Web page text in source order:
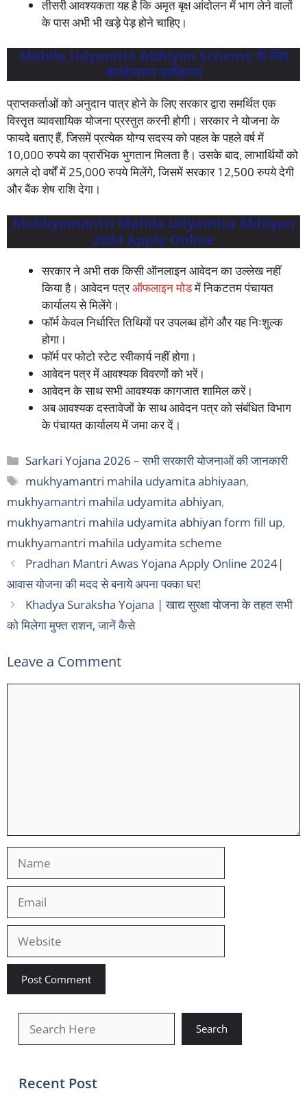
तीसरी आवश्यकता यह है कि अमृत बृक्ष आंदोलन में भाग लेने वालों
के पास अभी भी खड़े पेड़ होने चाहिए।
Mahila Udyamita Abhiyan Scheme के लिए
कार्यान्वयन प्रक्रिया
प्राप्तकर्ताओं को अनुदान पात्र होने के लिए सरकार द्वारा समर्थित एक
विस्तृत व्यावसायिक योजना प्रस्तुत करनी होगी। सरकार ने योजना के
फायदे बताए हैं, जिसमें प्रत्येक योग्य सदस्य को पहल के पहले वर्ष में
10,000 रुपये का प्रारंभिक भुगतान मिलता है। उसके बाद, लाभार्थियों को
अगले दो वर्षों में 25,000 रुपये मिलेंगे, जिसमें सरकार 12,500 रुपये देगी
और बैंक शेष राशि देगा।
Mukhyamantri Mahila Udyamita Abhiyan
2024 Apply Online
सरकार ने अभी तक किसी ऑनलाइन आवेदन का उल्लेख नहीं
किया है। आवेदन पत्रऑफलाइन मोडमें निकटतम पंचायत
कार्यालय से मिलेंगे।
फॉर्म केवल निर्धारित तिथियों पर उपलब्ध होंगे और यह निःशुल्क
होगा।
फॉर्म पर फोटो स्टेट स्वीकार्य नहीं होगा।
आवेदन पत्र में आवश्यक विवरणों को भरें।
आवेदन के साथ सभी आवश्यक कागजात शामिल करें।
अब आवश्यक दस्तावेजों के साथ आवेदन पत्र को संबंधित विभाग
के पंचायत कार्यालय में जमा कर दें।
Categories
Sarkari Yojana 2026 – सभी सरकारी योजनाओं की जानकारी
Tags
mukhyamantri mahila udyamita abhiyaan,
mukhyamantri mahila udyamita abhiyan,
mukhyamantri mahila udyamita abhiyan form fill up,
mukhyamantri mahila udyamita scheme
Pradhan Mantri Awas Yojana Apply Online 2024|
आवास योजना की मदद से बनाये अपना पक्का घर!
Khadya Suraksha Yojana | खाद्य सुरक्षा योजना के तहत सभी
को मिलेगा मुफ्त राशन, जानें कैसे
Leave a Comment
Website
Search
Recent Post